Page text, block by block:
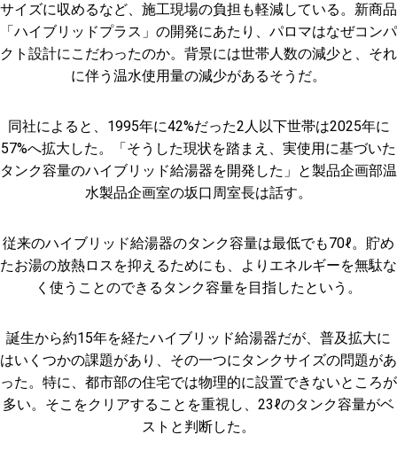
サイズに収めるなど、施工現場の負担も軽減している。新商品
「ハイブリッドプラス」の開発にあたり、パロマはなぜコンパ
クト設計にこだわったのか。背景には世帯人数の減少と、それ
に伴う温水使用量の減少があるそうだ。
同社によると、1995年に42%だった2人以下世帯は2025年に
57%へ拡大した。「そうした現状を踏まえ、実使用に基づいた
タンク容量のハイブリッド給湯器を開発した」と製品企画部温
水製品企画室の坂口周室長は話す。
従来のハイブリッド給湯器のタンク容量は最低でも70ℓ。貯め
たお湯の放熱ロスを抑えるためにも、よりエネルギーを無駄な
く使うことのできるタンク容量を目指したという。
誕生から約15年を経たハイブリッド給湯器だが、普及拡大に
はいくつかの課題があり、その一つにタンクサイズの問題があ
った。特に、都市部の住宅では物理的に設置できないところが
多い。そこをクリアすることを重視し、23ℓのタンク容量がベ
ストと判断した。